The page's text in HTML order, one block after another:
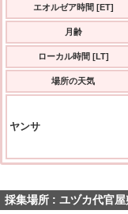
エオルゼア時間 [ET]
月齢
ローカル時間 [LT]
場所の天気
ヤンサ
採集場所 : ユヅカ代官